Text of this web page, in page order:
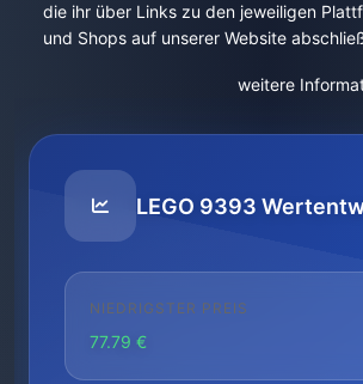
die ihr über Links zu den jeweiligen
und Shops auf unserer Website
weitere
LEGO 9393
NIEDRIGSTER PREIS
77.79 €